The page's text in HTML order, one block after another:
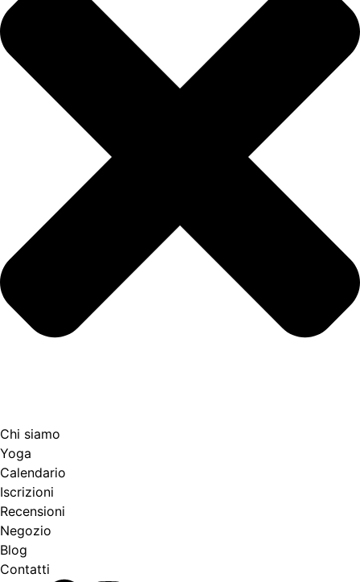
Chi siamo
Yoga
Calendario
Іscrizioni
Recensioni
Negozio
Blog
Contatti